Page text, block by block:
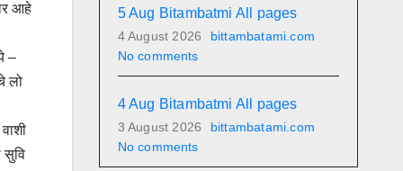
आहे
–
लो
सुवि
5 Aug Bitambatmi All pages
4 August 2026
bittambatami.com
No comments
4 Aug Bitambatmi All pages
3 August 2026
bittambatami.com
No comments